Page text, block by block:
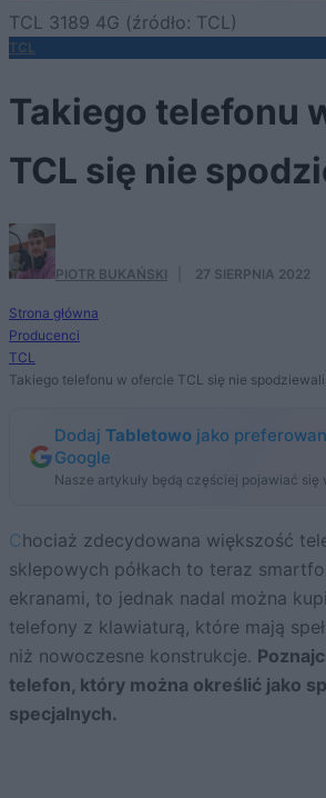
TCL 3189 4G (źródło: TCL)
TCL
Takiego telefonu
TCL się nie
PIOTR BUKAŃSKI 27 SIERPNIA 2022
Strona główna
Producenci
TCL
Takiego telefonu w ofercie TCL się nie
Dodaj Tabletowo jako
Google
Nasze artykuły będą częściej pojawiać
Chociaż zdecydowana większość telefonów na
sklepowych półkach to teraz
ekranami, to jednak nadal można
telefony z klawiaturą, które mają
niż nowoczesne konstrukcje.
telefon, który można określić jako
specjalnych.